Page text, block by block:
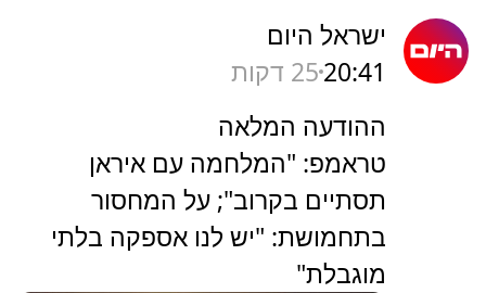
ישראל היום
20:4125 דקות
ההודעה המלאה
טראמפ: "המלחמה עם איראן
תסתיים בקרוב"; על המחסור
בתחמושת: "יש לנו אספקה בלתי
מוגבלת"